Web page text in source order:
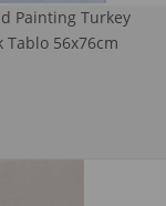
Painting Turkey
Tablo 56x76cm